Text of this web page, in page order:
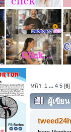
หน้า: 1 ...4 5 [6
ผู้เขียน
เหมาทำ